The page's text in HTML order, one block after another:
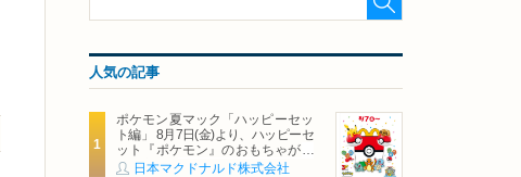
人気の記事
ポケモン夏マック「ハッピーセッ
ト編」 8月7日(金)より、ハッピーセ
ット『ポケモン』のおもちゃが期
間限定登場
日本マクドナルド株式会社